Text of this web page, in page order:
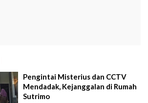
Pengintai Misterius dan CCTV
Mendadak, Kejanggalan di Rumah
Sutrimo